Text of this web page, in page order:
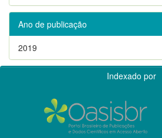
Ano de publicação
2019
Indexado por